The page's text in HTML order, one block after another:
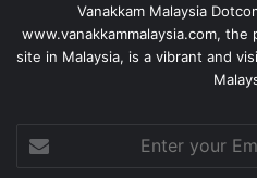
Vanakkam Malaysia
www.vanakkammalaysia.com, the
site in Malaysia, is a vibrant and
your